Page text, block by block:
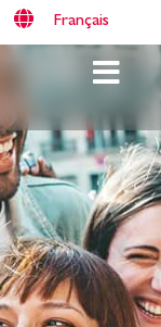
Français